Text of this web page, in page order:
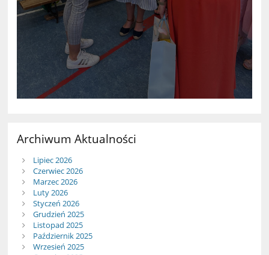
Archiwum Aktualności
Lipiec 2026
Czerwiec 2026
Marzec 2026
Luty 2026
Styczeń 2026
Grudzień 2025
Listopad 2025
Październik 2025
Wrzesień 2025